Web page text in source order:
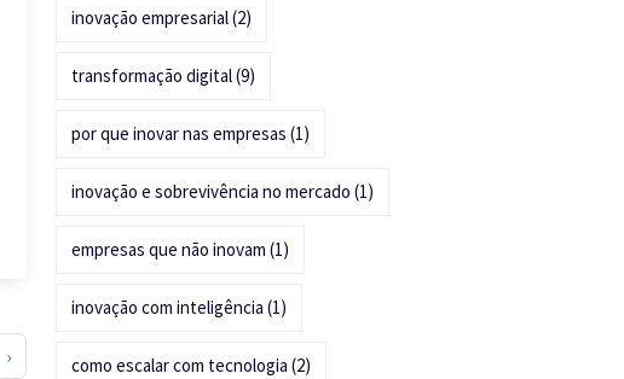
›
inovação empresarial(2)
transformação digital(9)
por que inovar nas empresas (1)
inovação e sobrevivência no mercado (1)
empresas que não inovam (1)
inovação com inteligência (1)
como escalar com tecnologia (2)